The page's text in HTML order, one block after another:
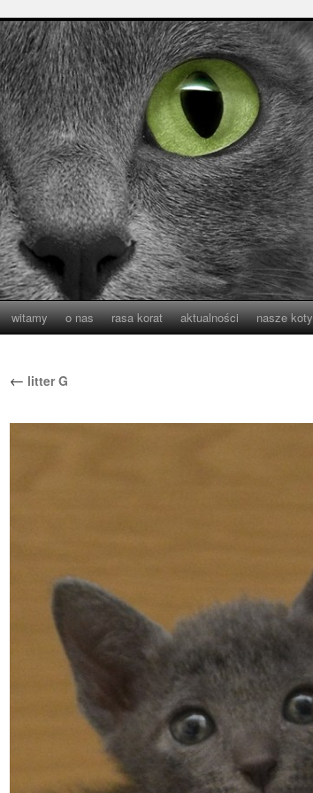
witamy o nas rasa korat aktualności nasze koty
← litter G